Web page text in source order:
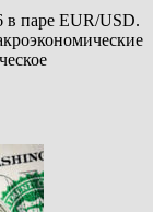
в паре EUR/USD.